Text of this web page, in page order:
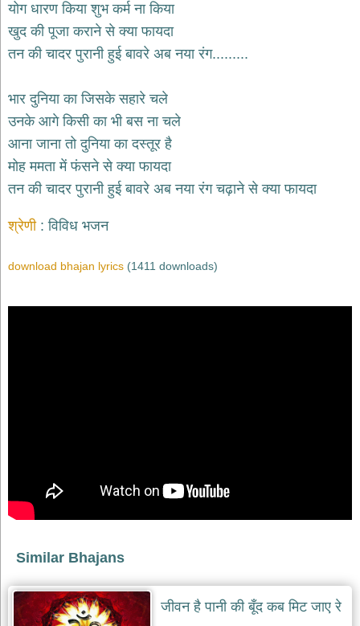
भजन
durga
bhajans
गणेश
भजन
ganesh
राम
भजन
raam
गुरुदेव
gurudev
bhajans
भजन
baba
balak
देश
भक्ति
भजन
patriotic
bhajans
योग धारण किया शुभ कर्म ना किया
खुद की पूजा कराने से क्या फायदा
तन की चादर पुरानी हुई बावरे अब नया रंग.........
भार दुनिया का जिसके सहारे चले
उनके आगे किसी का भी बस ना चले
आना जाना तो दुनिया का दस्तूर है
मोह ममता में फंसने से क्या फायदा
तन की चादर पुरानी हुई बावरे अब नया रंग चढ़ाने से क्या फायदा
श्रेणी विविध भजन
download bhajan lyrics (1411 downloads)
Similar Bhajans
जीवन है पानी की बूँद कब मिट जाए रे